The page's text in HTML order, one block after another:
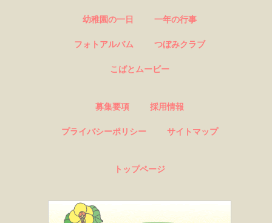
幼稚園の一日 一年の行事
フォトアルバム つぼみクラブ
こばとムービー
募集要項 採用情報
プライバシーポリシー サイトマップ
トップページ